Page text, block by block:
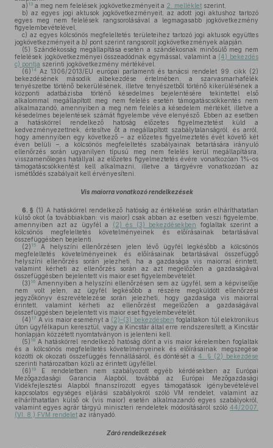
a) 13 a meg nem felelések jogkövetkezményeit a 2. melléklet szerint,
b) az egyes jogi aktusok jogkövetkezményeit, az adott jogi aktushoz tartozó
egyes meg nem felelések rangsorolásával a legmagasabb jogkövetkezmény
figyelembevételével,
c) az egyes kölcsönös megfeleltetés területeihez tartozó jogi aktusok együttes
jogkövetkezményeit a b) pont szerint rangsorolt jogkövetkezmények alapján.
(5) Szándékosság megállapítása esetén a szándékosnak minősülő meg nem
felelések jogkövetkezményei összeadódnak egymással, valamint a (4) bekezdés
c) pontja szerinti jogkövetkezmény mértékével.
(6) 14 Az 1306/2013/EU európai parlamenti és tanácsi rendelet 99. cikk (2)
bekezdésének második albekezdése értelmében, a szarvasmarhafélék
tenyészetbe történő bekerülésének, illetve tenyészetből történő kikerülésének a
központi adatbázisba történő késedelmes bejelentésére tekintettel első
alkalommal megállapított meg nem felelés esetén támogatáscsökkentés nem
alkalmazandó, amennyiben a meg nem felelés a késedelem mértékét, illetve a
késedelmes bejelentések számát figyelembe véve elenyésző. Ebben az esetben
a hatáskörrel rendelkező hatóság előzetes figyelmeztetést küld a
kedvezményezettnek, értesítve őt a megállapított szabálytalanságról, és arról,
hogy amennyiben egy következő – az előzetes figyelmeztetés évét követő két
éven belüli –, a kölcsönös megfeleltetés szabályainak betartására irányuló
ellenőrzés során ugyanilyen típusú meg nem felelés kerül megállapításra,
visszamenőleges hatállyal az előzetes figyelmeztetés évére vonatkozóan 1%-os
támogatáscsökkentést kell alkalmazni, illetve a tárgyévre vonatkozóan az
ismétlődés szabályait kell érvényesíteni.
Vis maiorra vonatkozó rendelkezések
6. § (1) A hatáskörrel rendelkező hatóság az értékelése során elháríthatatlan
külső okot (a továbbiakban: vis maior) csak abban az esetben veszi figyelembe,
amennyiben azt az ügyfél a
(2) és (3) bekezdésekben
foglaltak szerint a
kölcsönös megfeleltetés követelményeinek és előírásainak betartásával
összefüggésben bejelenti.
(2) 15
A helyszíni ellenőrzésen jelen lévő ügyfél legkésőbb a kölcsönös
megfeleltetés követelményeinek és előírásainak betartásával összefüggő
helyszíni ellenőrzés során jelezheti, ha a gazdasága vis maiorral érintett,
valamint kérheti az ellenőrzés során az azt megelőzően a gazdaságával
összefüggésben bejelentett vis maior eset figyelembevételét.
(3) 16 Amennyiben a helyszíni ellenőrzésen sem az ügyfél, sem a képviselője
nem volt jelen, az ügyfél legkésőbb a részére megküldött ellenőrzési
jegyzőkönyv észrevételezése során jelezheti, hogy gazdasága vis maiorral
érintett, valamint kérheti az ellenőrzést megelőzően a gazdaságával
összefüggésben bejelentett vis maior eset figyelembevételét.
(4) 17 A vis maior eseményt a (2)–(3) bekezdésben foglaltakon túl elektronikus
úton ügyfélkapun keresztül, vagy a Kincstár által erre rendszeresített, a Kincstár
honlapján közzétett nyomtatványon is jelenteni kell.
(5) 18 A hatáskörrel rendelkező hatóság dönt a vis maior kérelemben foglaltak
és a kölcsönös megfeleltetés követelményeinek és előírásainak megszegése
közötti ok okozati összefüggés fennállásáról, és döntését a 4. § (2) bekezdése
szerinti határozatban közli az érintett ügyféllel.
(6) 19
E rendeletben nem szabályozott egyéb kérdésekben az Európai
Mezőgazdasági Garancia Alapból, továbbá az Európai Mezőgazdasági
Vidékfejlesztési Alapból finanszírozott egyes támogatások igénybevételével
kapcsolatos egységes eljárási szabályokról szóló VM rendelet, valamint az
elháríthatatlan külső ok (vis maior) esetén alkalmazandó egyes szabályokról,
valamint egyes agrár tárgyú miniszteri rendeletek módosításáról szóló 44/2007.
(VI. 8.) FVM rendelet az irányadó.
Záró rendelkezések